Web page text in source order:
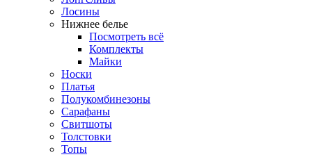
Лосины
Нижнее белье
Посмотреть всё
Комплекты
Майки
Носки
Платья
Полукомбинезоны
Сарафаны
Свитшоты
Толстовки
Топы